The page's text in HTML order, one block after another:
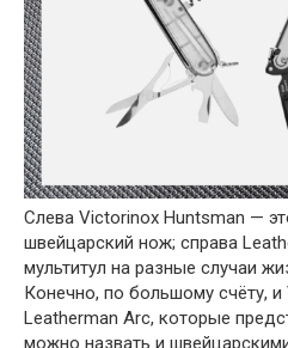
Слева Victorinox Huntsman —
швейцарский нож; справа
мультитул на разные случаи
Конечно, по большому счёту,
Leatherman Arc, которые
можно назвать и